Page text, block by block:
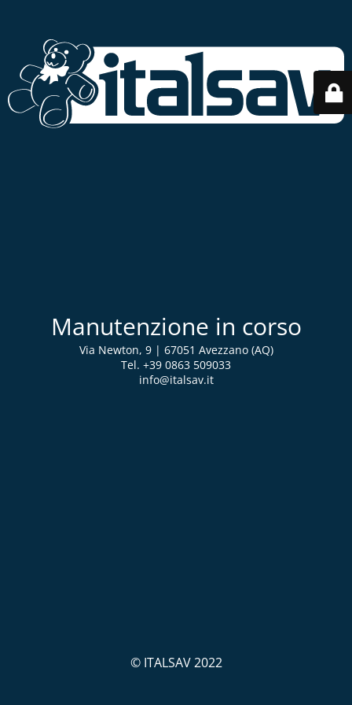
Manutenzione in corso
Via Newton, 9 | 67051 Avezzano (AQ)
Tel. +39 0863 509033
info@italsav.it
© ITALSAV 2022